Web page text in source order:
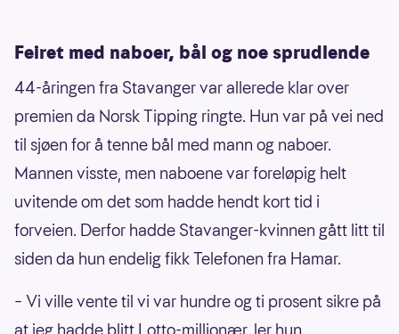
Feiret med naboer, bål og noe sprudlende
44-åringen fra Stavanger var allerede klar over
premien da Norsk Tipping ringte. Hun var på vei ned
til sjøen for å tenne bål med mann og naboer.
Mannen visste, men naboene var foreløpig helt
uvitende om det som hadde hendt kort tid i
forveien. Derfor hadde Stavanger-kvinnen gått litt til
siden da hun endelig fikk Telefonen fra Hamar.
– Vi ville vente til vi var hundre og ti prosent sikre på